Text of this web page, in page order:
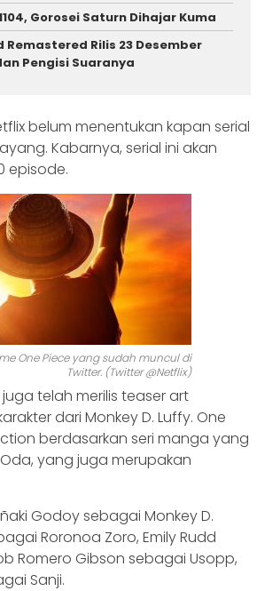
Gorosei Saturn Dihajar Kuma
Remastered Rilis 23 Desember
Pengisi Suaranya
belum menentukan kapan serial
Kabarnya, serial ini akan
episode.
One Piece yang sudah muncul di
Twitter. (Twitter @Netflix)
telah merilis teaser art
dari Monkey D. Luffy. One
berdasarkan seri manga yang
yang juga merupakan
Godoy sebagai Monkey D.
Roronoa Zoro, Emily Rudd
Romero Gibson sebagai Usopp,
Sanji.